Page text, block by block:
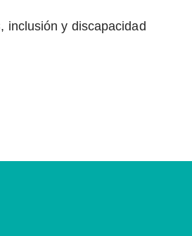
inclusión y discapacidad